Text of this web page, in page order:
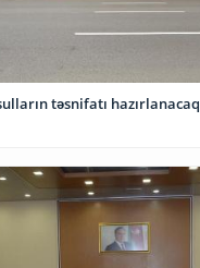
təsnifatı hazırlanacaq